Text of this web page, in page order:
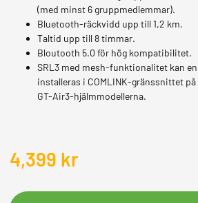
(med minst 6 gruppmedlemmar).
Bluetooth-räckvidd upp till 1,2 km.
Taltid upp till 8 timmar.
Bloutooth 5.0 för hög kompatibilitet.
SRL3 med mesh-funktionalitet kan
installeras i COMLINK-gränssnittet på
GT-Air3-hjälmmodellerna.
4,399 kr